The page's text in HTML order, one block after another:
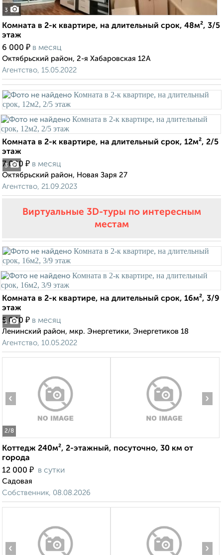
3
Комната в 2-к квартире, на длительный срок, 48м², 3/5
этаж
6 000 ₽ в месяц
Октябрьский район, 2-я Хабаровская 12А
Агентство, 15.05.2022
3
Комната в 2-к квартире, на длительный срок, 12м², 2/5
этаж
7 000 ₽ в месяц
Октябрьский район, Новая Заря 27
Агентство, 21.09.2023
Виртуальные 3D-туры по интересным
местам
1
Комната в 2-к квартире, на длительный срок, 16м², 3/9
этаж
5 000 ₽ в месяц
Ленинский район, мкр. Энергетики, Энергетиков 18
Агентство, 10.05.2022
2/8
‹ ›
Коттедж 240м², 2-этажный, посуточно, 30 км от
города
12 000 ₽ в сутки
Садовая
Собственник, 08.08.2026
‹ ›